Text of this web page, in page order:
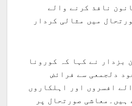
نافذ کرنے والے
میں مثالی کردار
بزدار نے کہا کہ کورونا
دلجمعی سے فرائض
افسروں اور اہلکاروں
ہیں۔معاشی صورتحال پر